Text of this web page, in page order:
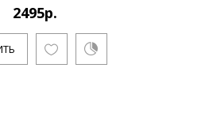
2495р.